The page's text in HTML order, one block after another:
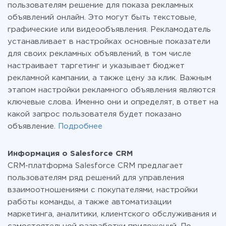
пользователям решение для показа рекламных
объявлений онлайн. Это могут быть текстовые,
графические или видеообъявления. Рекламодатель
устанавливает в настройках основные показатели
для своих рекламных объявлений, в том числе
настраивает таргетинг и указывает бюджет
рекламной кампании, а также цену за клик. Важным
этапом настройки рекламного объявления являются
ключевые слова. Именно они и определят, в ответ на
какой запрос пользователя будет показано
объявление.
Подробнее
Информация о Salesforce CRM
CRM-платформа Salesforce CRM предлагает
пользователям ряд решений для управления
взаимоотношениями с покупателями, настройки
работы команды, а также автоматизации
маркетинга, аналитики, клиентского обслуживания и